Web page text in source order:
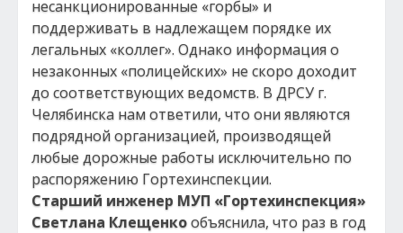
несанкционированные «горбы» и
поддерживать в надлежащем порядке их
легальных «коллег». Однако информация о
незаконных «полицейских» не скоро доходит
до соответствующих ведомств. В ДРСУ г.
Челябинска нам ответили, что они являются
подрядной организацией, производящей
любые дорожные работы исключительно по
распоряжению Гортехинспекции.
Старший инженер МУП «Гортехинспекция»
Светлана Клещенкообъяснила, что раз в год